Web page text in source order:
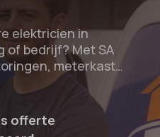
elektricien in
of bedrijf? Met SA
meterkast…
offerte